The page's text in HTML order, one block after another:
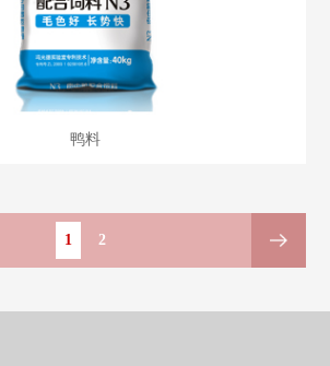
鸭料
1 2